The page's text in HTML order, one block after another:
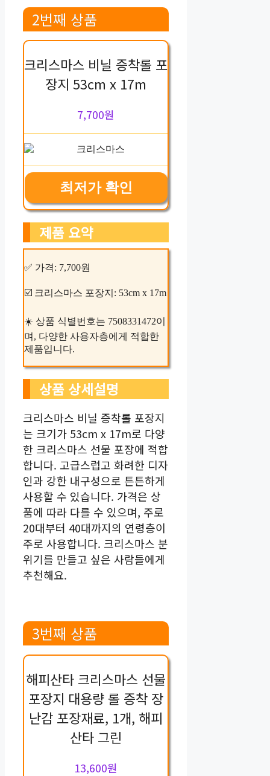
2번째 상품
크리스마스 비닐 증착롤 포
장지 53cm x 17m
7,700원
최저가 확인
제품 요약
✅ 가격: 7,700원
☑️ 크리스마스 포장지: 53cm x 17m
☀️ 상품 식별번호는 7508331472이
며, 다양한 사용자층에게 적합한
제품입니다.
상품 상세설명
크리스마스 비닐 증착롤 포장지
는 크기가 53cm x 17m로 다양
한 크리스마스 선물 포장에 적합
합니다. 고급스럽고 화려한 디자
인과 강한 내구성으로 튼튼하게
사용할 수 있습니다. 가격은 상
품에 따라 다를 수 있으며, 주로
20대부터 40대까지의 연령층이
주로 사용합니다. 크리스마스 분
위기를 만들고 싶은 사람들에게
추천해요.
3번째 상품
해피산타 크리스마스 선물
포장지 대용량 롤 증착 장
난감 포장재료, 1개, 해피
산타 그린
13,600원